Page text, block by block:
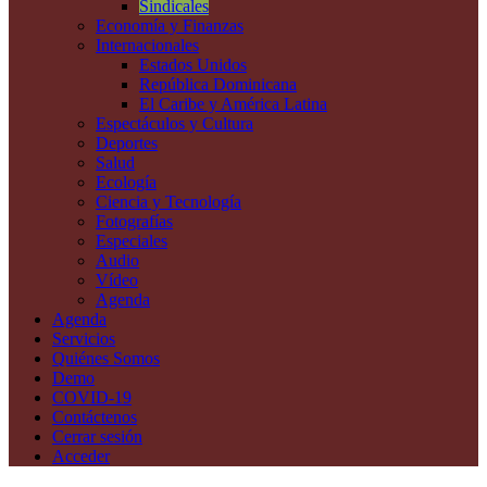
Sindicales
Economía y Finanzas
Internacionales
Estados Unidos
República Dominicana
El Caribe y América Latina
Espectáculos y Cultura
Deportes
Salud
Ecología
Ciencia y Tecnología
Fotografías
Especiales
Audio
Vídeo
Agenda
Agenda
Servicios
Quiénes Somos
Demo
COVID-19
Contáctenos
Cerrar sesión
Acceder